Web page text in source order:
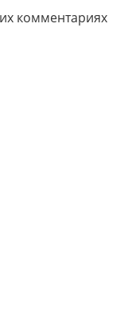
комментариях